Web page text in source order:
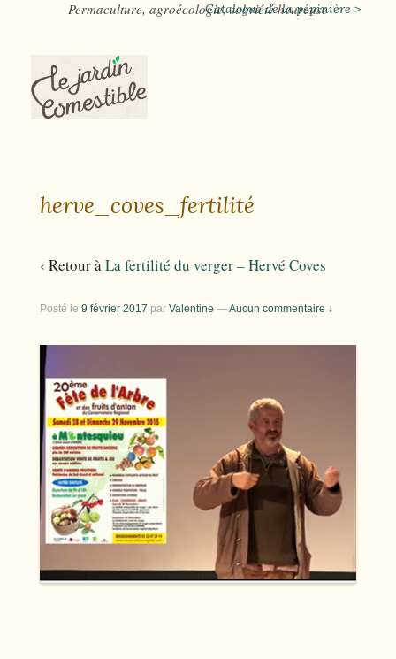
Permaculture, agroécologie, sobriété heureuse
Catalogue de la pépinière >
herve_coves_fertilité
‹ Retour àLa fertilité du verger – Hervé Coves
Posté le 9 février 2017 par Valentine —Aucun commentaire ↓